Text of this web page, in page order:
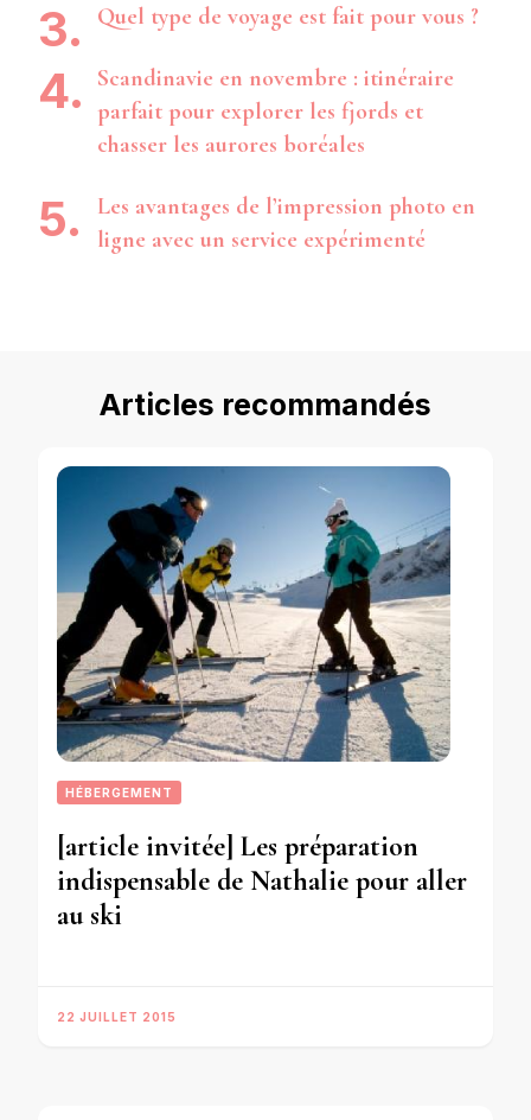
Quel type de voyage est fait pour vous ?
Scandinavie en novembre : itinéraire
parfait pour explorer les fjords et
chasser les aurores boréales
Les avantages de l’impression photo en
ligne avec un service expérimenté
Articles recommandés
HÉBERGEMENT
[article invitée] Les préparation
indispensable de Nathalie pour aller
au ski
22 JUILLET 2015